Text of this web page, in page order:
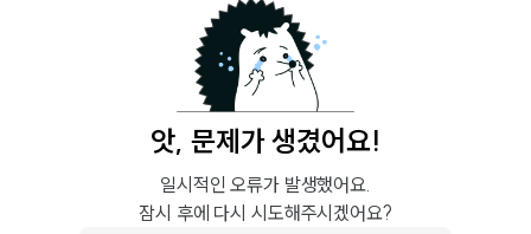
앗, 문제가 생겼어요!
일시적인 오류가 발생했어요.
잠시 후에 다시 시도해주시겠어요?